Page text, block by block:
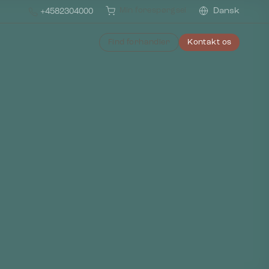
+4582304000 Dansk
Find forhandler Kontakt os